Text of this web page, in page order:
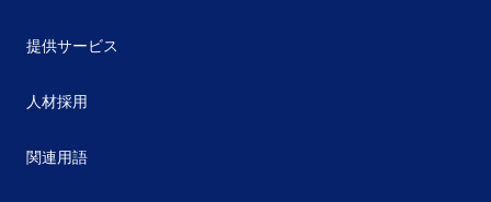
提供サービス
人材採用
関連用語